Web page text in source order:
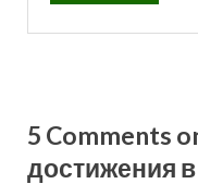
5 Comments
достижения